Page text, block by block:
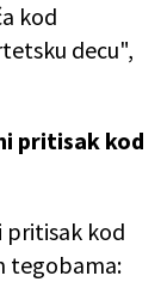
kod
decu",
pritisak kod
pritisak kod
tegobama: